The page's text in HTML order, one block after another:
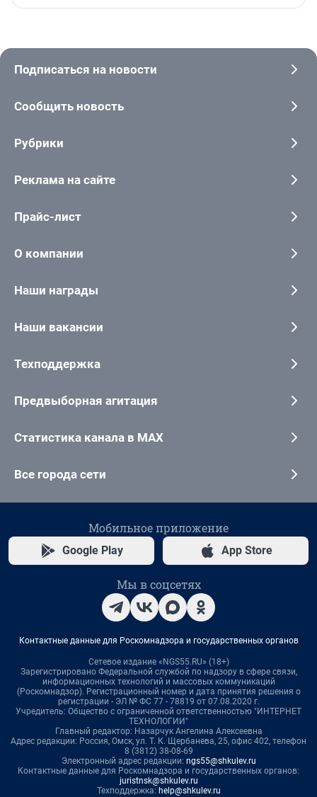
Подписаться на новости
Сообщить новость
Рубрики
Реклама на сайте
Прайс-лист
О компании
Наши награды
Наши вакансии
Техподдержка
Предвыборная агитация
Статистика канала в MAX
Все города сети
Мобильное приложение
Google Play App Store
Мы в соцсетях
Контактные данные для Роскомнадзора и государственных органов
Сетевое издание «NGS55.RU» (18+)
Зарегистрировано Федеральной службой по надзору в сфере связи,
информационных технологий и массовых коммуникаций
(Роскомнадзор). Регистрационный номер и дата принятия решения о
регистрации - ЭЛ № ФС 77 - 78819 от 07.08.2020 г.
Учредитель: Общество с ограниченной ответственностью "ИНТЕРНЕТ
ТЕХНОЛОГИИ"
Главный редактор: Назарчук Ангелина Алексеевна
Адрес редакции: Россия, Омск, ул. Т. К. Щербанева, 25, офис 402, телефон
8 (3812) 38-08-69
Электронный адрес редакции: ngs55@shkulev.ru
Контактные данные для Роскомнадзора и государственных органов:
juristnsk@shkulev.ru
Техподдержка: help@shkulev.ru